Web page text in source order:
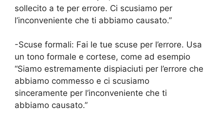
sollecito a te per errore. Ci scusiamo per
l’inconveniente che ti abbiamo causato.”
-Scuse formali: Fai le tue scuse per l’errore. Usa
un tono formale e cortese, come ad esempio
“Siamo estremamente dispiaciuti per l’errore che
abbiamo commesso e ci scusiamo
sinceramente per l’inconveniente che ti
abbiamo causato.”